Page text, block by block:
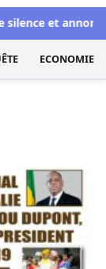
d'investigation
et
ECONOMIE